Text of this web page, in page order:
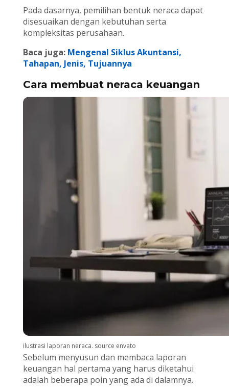
Pada dasarnya, pemilihan bentuk neraca dapat
disesuaikan dengan kebutuhan serta
kompleksitas perusahaan.
Baca juga: Mengenal Siklus Akuntansi,
Tahapan, Jenis, Tujuannya
Cara membuat neraca keuangan
ilustrasi laporan neraca. source envato
Sebelum menyusun dan membaca laporan
keuangan hal pertama yang harus diketahui
adalah beberapa poin yang ada di dalamnya.